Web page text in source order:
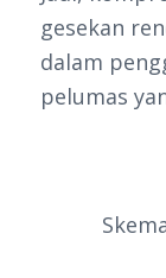
gesekan
dalam
pelumas